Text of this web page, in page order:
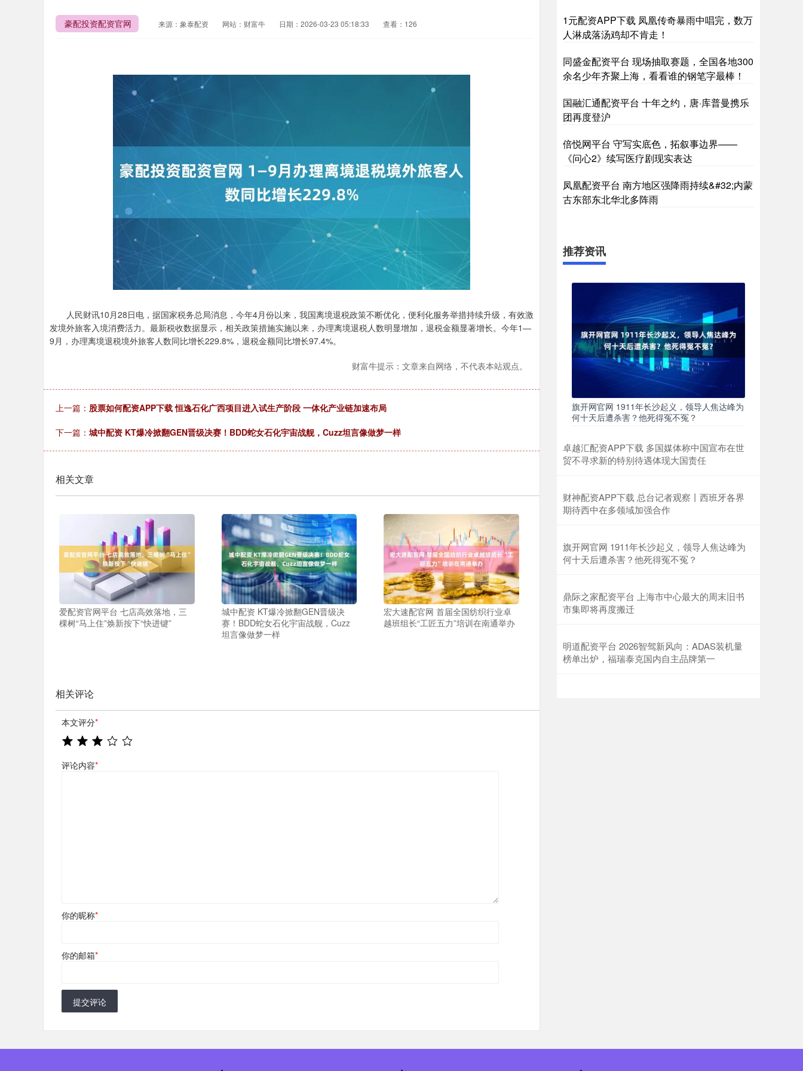
豪配投资配资官网 来源：象泰配资 网站：财富牛 日期：2026-03-23 05:18:33 查看：126
人民财讯10月28日电，据国家税务总局消息，今年4月份以来，我国离境退税政策不断优化，便利化服务举措持续升级，有效激
发境外旅客入境消费活力。最新税收数据显示，相关政策措施实施以来，办理离境退税人数明显增加，退税金额显著增长。今年1—
9月，办理离境退税境外旅客人数同比增长229.8%，退税金额同比增长97.4%。
财富牛提示：文章来自网络，不代表本站观点。
上一篇： 股票如何配资APP下载 恒逸石化广西项目进入试生产阶段 一体化产业链加速布局
下一篇： 城中配资 KT爆冷掀翻GEN晋级决赛！BDD蛇女石化宇宙战舰，Cuzz坦言像做梦一样
相关文章
爱配资官网平台 七店高效落地，三
棵树“马上住”焕新按下“快进键”
城中配资 KT爆冷掀翻GEN晋级决
赛！BDD蛇女石化宇宙战舰，Cuzz
坦言像做梦一样
宏大速配官网 首届全国纺织行业卓
越班组长“工匠五力”培训在南通举办
相关评论
本文评分*
评论内容*
你的昵称*
你的邮箱*
提交评论
1元配资APP下载 凤凰传奇暴雨中唱完，数万
人淋成落汤鸡却不肯走！
同盛金配资平台 现场抽取赛题，全国各地300
余名少年齐聚上海，看看谁的钢笔字最棒！
国融汇通配资平台 十年之约，唐·库普曼携乐
团再度登沪
倍悦网平台 守写实底色，拓叙事边界——
《问心2》续写医疗剧现实表达
凤凰配资平台 南方地区强降雨持续&#32;内蒙
古东部东北华北多阵雨
推荐资讯
旗开网官网 1911年长沙起义，领导人焦达峰为
何十天后遭杀害？他死得冤不冤？
卓越汇配资APP下载 多国媒体称中国宣布在世
贸不寻求新的特别待遇体现大国责任
财神配资APP下载 总台记者观察丨西班牙各界
期待西中在多领域加强合作
旗开网官网 1911年长沙起义，领导人焦达峰为
何十天后遭杀害？他死得冤不冤？
鼎际之家配资平台 上海市中心最大的周末旧书
市集即将再度搬迁
明道配资平台 2026智驾新风向：ADAS装机量
榜单出炉，福瑞泰克国内自主品牌第一